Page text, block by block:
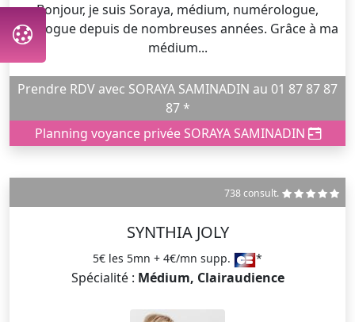
Bonjour, je suis Soraya, médium, numérologue,
tarologue depuis de nombreuses années. Grâce à ma
médium...
Prendre RDV avec SORAYA SAMINADIN au 01 87 87 87
87 *
Planning voyance privée SORAYA SAMINADIN
738 consult.
SYNTHIA JOLY
5€ les 5mn + 4€/mn supp. *
Spécialité : Médium, Clairaudience